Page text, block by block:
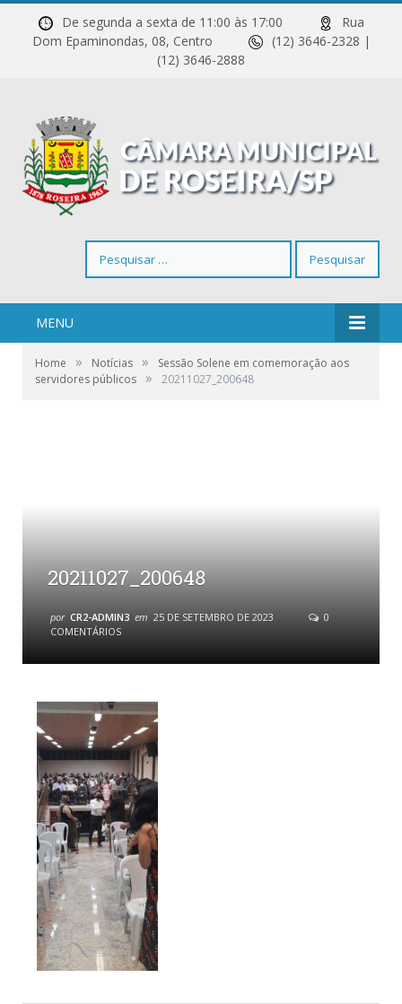
De segunda a sexta de 11:00 às 17:00
Rua
Dom Epaminondas, 08, Centro
(12) 3646-2328 |
(12) 3646-2888
por:
MENU
Home » Notícias »
Sessão Solene em comemoração aos
servidores públicos » 20211027_200648
20211027_200648
por CR2-ADMIN3 em 25 DE SETEMBRO DE 2023
0
COMENTÁRIOS